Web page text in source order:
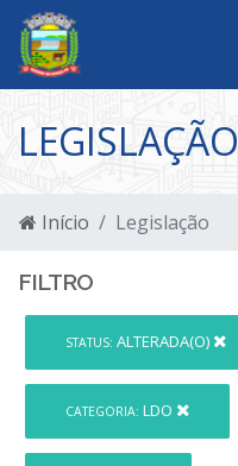
LEGISLAÇÃO
Início Legislação
FILTRO
STATUS: ALTERADA(O)
CATEGORIA: LDO